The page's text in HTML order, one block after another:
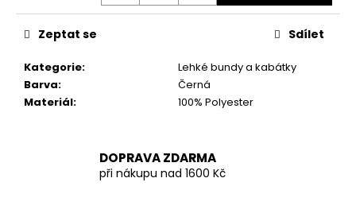
Kategorie:
Lehké bundy a kabátky
Barva:
Černá
Materiál: 100% Polyester
Zeptat se Sdílet
DOPRAVA ZDARMA
při nákupu nad 1600 Kč
Kč